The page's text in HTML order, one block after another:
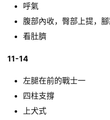
呼氣
腹部內收，臀部上提，
看肚臍
11-14
左腿在前的戰士一
四柱支撐
上犬式